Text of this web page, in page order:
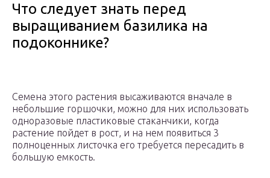
Что следует знать перед
выращиванием базилика на
подоконнике?
Семена этого растения высаживаются вначале в
небольшие горшочки, можно для них использовать
одноразовые пластиковые стаканчики, когда
растение пойдет в рост, и на нем появиться 3
полноценных листочка его требуется пересадить в
большую емкость.